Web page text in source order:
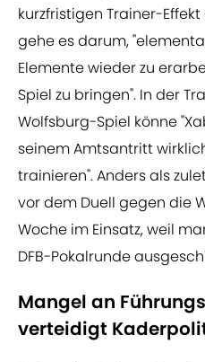
kurzfristigen Trainer-
gehe es darum,
Elemente wieder zu
Spiel zu bringen". In der
Wolfsburg-Spiel könne
seinem Amtsantritt
trainieren". Anders als
vor dem Duell gegen die
Woche im Einsatz, weil
DFB-Pokalrunde
Mangel an
verteidigt